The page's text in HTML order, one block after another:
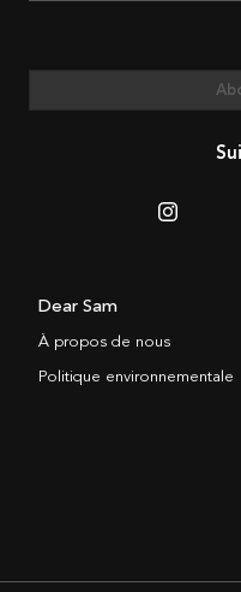
Dear Sam
À propos de nous
Politique environnementale